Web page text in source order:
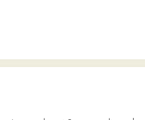
de website voor u!